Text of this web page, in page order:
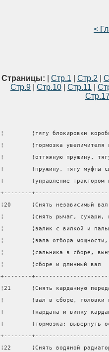
<
Страницы: Стр.1 Стр.2
Стр.9
Стр.10 Стр.11
¦        ¦тягу блокировки
¦        ¦тормозка
¦        ¦оттяжную пружину,
¦        ¦пружину, тягу
¦        ¦управление
+--------
¦20      ¦Снять независимый
¦        ¦снять рычаг,
¦        ¦валик с вилкой и
¦        ¦вала отбора
¦        ¦сальника в сборе,
¦        ¦сборе и
+--------
¦21      ¦Снять карданную
¦        ¦вал в сборе,
¦        ¦кардана и вилку
¦        ¦тормозка;
+--------
¦22      ¦Снять водяной